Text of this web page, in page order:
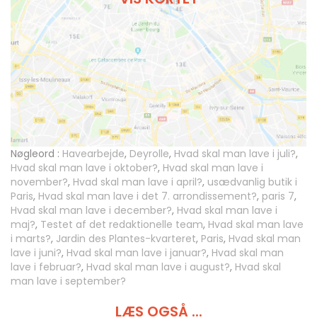
Nøgleord : Havearbejde, Deyrolle, Hvad skal man lave i juli?,
Hvad skal man lave i oktober?, Hvad skal man lave i
november?, Hvad skal man lave i april?, usædvanlig butik i
Paris, Hvad skal man lave i det 7. arrondissement?, paris 7,
Hvad skal man lave i december?, Hvad skal man lave i
maj?, Testet af det redaktionelle team, Hvad skal man lave
i marts?, Jardin des Plantes-kvarteret, Paris, Hvad skal man
lave i juni?, Hvad skal man lave i januar?, Hvad skal man
lave i februar?, Hvad skal man lave i august?, Hvad skal
man lave i september?
LÆS OGSÅ ...